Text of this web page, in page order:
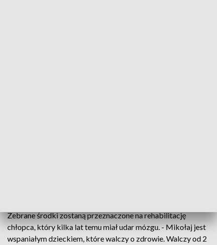
Zebrane środki zostaną przeznaczone na rehabilitację
chłopca, który kilka lat temu miał udar mózgu. - Mikołaj jest
wspaniałym dzieckiem, które walczy o zdrowie. Walczy od 2